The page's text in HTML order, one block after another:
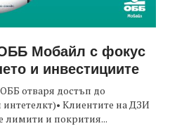
Мобайл с фокус
и инвестициите
отваря достъп до
Клиентите на ДЗИ
лимити и покрития...